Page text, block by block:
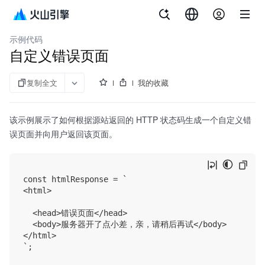
内容分发网络
示例代码
自定义错误页面
复制全文 我的收藏
该示例展示了如何根据源站返回的 HTTP 状态码生成一个自定义错
误页面并向用户返回该页面。
const htmlResponse = `
<html>
  <head>错误页面</head>
  <body>服务器开了点小差，亲，请稍后再试</body>
</html>
`;